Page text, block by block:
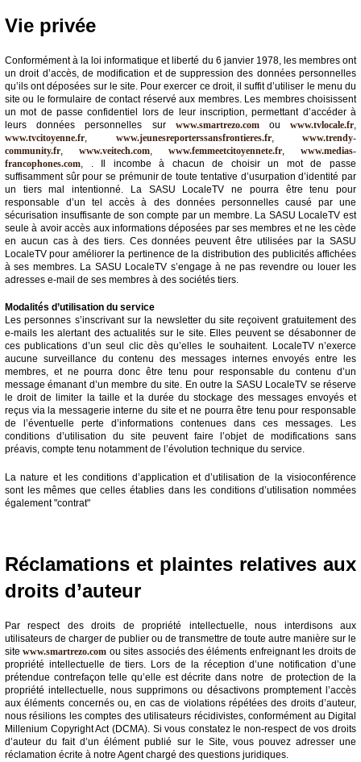
Vie privée
Conformément à la loi informatique et liberté du 6 janvier 1978, les membres ont
un droit d’accès, de modification et de suppression des données personnelles
qu’ils ont déposées sur le site. Pour exercer ce droit, il suffit d’utiliser le menu du
site ou le formulaire de contact réservé aux membres. Les membres choisissent
un mot de passe confidentiel lors de leur inscription, permettant d’accéder à
leurs données personnelles sur www.smartrezo.comouwww.tvlocale.fr
www.tvcitoyenne.fr
www.jeunesreporterssansfrontieres.fr, www.trendy-
community.fr
www.veitech.com www.femmeetcitoyennete.fr
www.medias-
francophones.com , . Il incombe à chacun de choisir un mot de passe
suffisamment sûr pour se prémunir de toute tentative d’usurpation d’identité par
un tiers mal intentionné. La SASU LocaleTV ne pourra être tenu pour
responsable d’un tel accès à des données personnelles causé par une
sécurisation insuffisante de son compte par un membre. La SASU LocaleTV est
seule à avoir accès aux informations déposées par ses membres et ne les cède
en aucun cas à des tiers. Ces données peuvent être utilisées par la SASU
LocaleTV pour améliorer la pertinence de la distribution des publicités affichées
à ses membres. La SASU LocaleTV s’engage à ne pas revendre ou louer les
adresses e-mail de ses membres à des sociétés tiers.
Modalités d’utilisation du service
Les personnes s’inscrivant sur la newsletter du site reçoivent gratuitement des
e-mails les alertant des actualités sur le site. Elles peuvent se désabonner de
ces publications d’un seul clic dès qu’elles le souhaitent. LocaleTV n’exerce
aucune surveillance du contenu des messages internes envoyés entre les
membres, et ne pourra donc être tenu pour responsable du contenu d’un
message émanant d’un membre du site. En outre la SASU LocaleTV se réserve
le droit de limiter la taille et la durée du stockage des messages envoyés et
reçus via la messagerie interne du site et ne pourra être tenu pour responsable
de l’éventuelle perte d’informations contenues dans ces messages. Les
conditions d’utilisation du site peuvent faire l’objet de modifications sans
préavis, compte tenu notamment de l’évolution technique du service.
La nature et les conditions d’application et d’utilisation de la visioconférence
sont les mêmes que celles établies dans les conditions d’utilisation nommées
également "contrat"
Réclamations et plaintes relatives aux
droits d’auteur
Par respect des droits de propriété intellectuelle, nous interdisons aux
utilisateurs de charger de publier ou de transmettre de toute autre manière sur le
sitewww.smartrezo.com ou sites associés des éléments enfreignant les droits de
propriété intellectuelle de tiers. Lors de la réception d’une notification d’une
prétendue contrefaçon telle qu’elle est décrite dans notre de protection de la
propriété intellectuelle, nous supprimons ou désactivons promptement l’accès
aux éléments concernés ou, en cas de violations répétées des droits d’auteur,
nous résilions les comptes des utilisateurs récidivistes, conformément au Digital
Millenium Copyright Act (DCMA). Si vous constatez le non-respect de vos droits
d’auteur du fait d’un élément publié sur le Site, vous pouvez adresser une
réclamation écrite à notre Agent chargé des questions juridiques.